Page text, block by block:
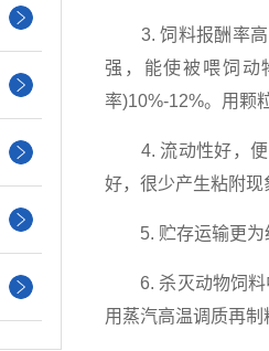
3. 饲料报酬率高
强，能使被喂饲动
率)10%-12%。用颗
4. 流动性好，便
好，很少产生粘附
5. 贮存运输更为经
6. 杀灭动物饲料中
用蒸汽高温调质再